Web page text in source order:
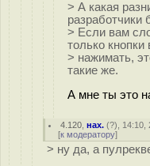
> А какая
разработчики
> Если вам
только кнопки
> нажимать,
такие же.
А мне ты это
4.120 ,нах. (?), 14:10,
[к модератору]
> ну да, а